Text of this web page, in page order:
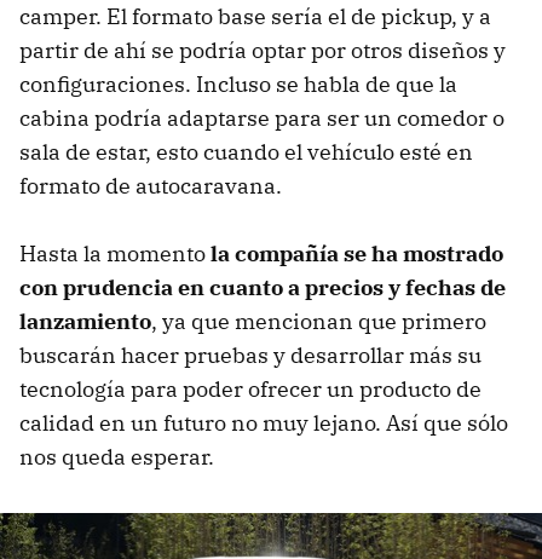
camper. El formato base sería el de pickup, y a
partir de ahí se podría optar por otros diseños y
configuraciones. Incluso se habla de que la
cabina podría adaptarse para ser un comedor o
sala de estar, esto cuando el vehículo esté en
formato de autocaravana.
Hasta la momentola compañía se ha mostrado
con prudencia en cuanto a precios y fechas de
lanzamiento, ya que mencionan que primero
buscarán hacer pruebas y desarrollar más su
tecnología para poder ofrecer un producto de
calidad en un futuro no muy lejano. Así que sólo
nos queda esperar.